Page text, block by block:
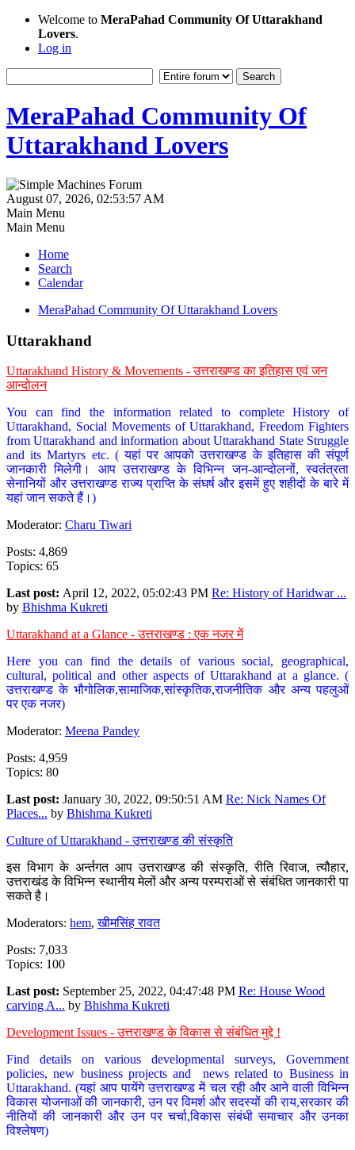
Welcome to MeraPahad Community Of Uttarakhand
Lovers.
Log in
MeraPahad Community Of
Uttarakhand Lovers
August 07, 2026, 02:53:57 AM
Main Menu
Main Menu
Home
Search
Calendar
MeraPahad Community Of Uttarakhand Lovers
Uttarakhand
Uttarakhand History & Movements - उत्तराखण्ड का इतिहास एवं जन
आन्दोलन
You can find the information related to complete History of
Uttarakhand, Social Movements of Uttarakhand, Freedom Fighters
from Uttarakhand and information about Uttarakhand State Struggle
and its Martyrs etc. ( यहां पर आपको उत्तराखण्ड के इतिहास की संपूर्ण
जानकारी मिलेगी। आप उत्तराखण्ड के विभिन्न जन-आन्दोलनों, स्वतंत्रता
सेनानियों और उत्तराखण्ड राज्य प्राप्ति के संघर्ष और इसमें हुए शहीदों के बारे में
यहां जान सकते हैं।)
Moderator: Charu Tiwari
Posts: 4,869
Topics: 65
Last post: April 12, 2022, 05:02:43 PM Re: History of Haridwar ...
by Bhishma Kukreti
Uttarakhand at a Glance - उत्तराखण्ड : एक नजर में
Here you can find the details of various social, geographical,
cultural, political and other aspects of Uttarakhand at a glance. (
उत्तराखण्ड के भौगोलिक,सामाजिक,सांस्कृतिक,राजनीतिक और अन्य पहलुओं
पर एक नजर)
Moderator: Meena Pandey
Posts: 4,959
Topics: 80
Last post: January 30, 2022, 09:50:51 AM Re: Nick Names Of
Places... by Bhishma Kukreti
Culture of Uttarakhand - उत्तराखण्ड की संस्कृति
इस विभाग के अर्न्तगत आप उत्तराखण्ड की संस्कृति, रीति रिवाज, त्यौहार,
उत्तराखंड के विभिन्न स्थानीय मेलों और अन्य परम्पराओं से संबंधित जानकारी पा
सकते है।
Moderators: hem,खीमसिंह रावत
Posts: 7,033
Topics: 100
Last post: September 25, 2022, 04:47:48 PM Re: House Wood
carving A... by Bhishma Kukreti
Development Issues - उत्तराखण्ड के विकास से संबंधित मुद्दे !
Find details on various developmental surveys, Government
policies, new business projects and news related to Business in
Uttarakhand. (यहां आप पायेंगे उत्तराखण्ड में चल रही और आने वाली विभिन्न
विकास योजनाओं की जानकारी, उन पर विमर्श और सदस्यों की राय,सरकार की
नीतियों की जानकारी और उन पर चर्चा,विकास संबंधी समाचार और उनका
विश्लेषण)